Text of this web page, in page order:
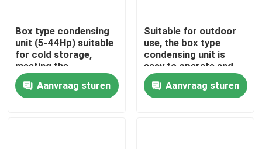
Thuis
Box type condensing
unit (5-44Hp) suitable
for cold storage,
meeting the
requirements for
refrigerants such as
R404A, R507A, R448,
Aanvraag sturen
Suitable for outdoor
use, the box type
condensing unit is
easy to operate and
can meet the needs of
refrigerants such as
R404A, R507A, R448,
Aanvraag sturen